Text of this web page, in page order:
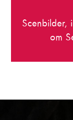
Scenbilder,
om